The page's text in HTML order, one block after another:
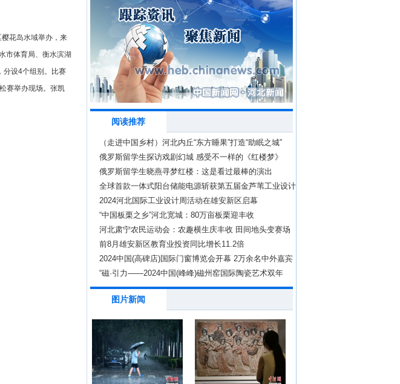
樱花岛水域举办，来
市体育局、衡水滨湖
分设4个组别。比赛
赛举办现场。张凯
阅读推荐
（走进中国乡村）河北内丘“东方睡果”打造“助眠之城”
俄罗斯留学生探访戏剧幻城 感受不一样的《红楼梦》
俄罗斯留学生晓燕寻梦红楼：这是看过最棒的演出
全球首款一体式阳台储能电源斩获第五届金芦苇工业设计
奖“至尊奖”
2024河北国际工业设计周活动在雄安新区启幕
“中国板栗之乡”河北宽城：80万亩板栗迎丰收
河北肃宁农民运动会：农趣横生庆丰收 田间地头变赛场
前8月雄安新区教育业投资同比增长11.2倍
2024中国(高碑店)国际门窗博览会开幕 2万余名中外嘉宾
和客商参会
“磁·引力——2024中国(峰峰)磁州窑国际陶瓷艺术双年
展”在峰峰矿区开幕
图片新闻